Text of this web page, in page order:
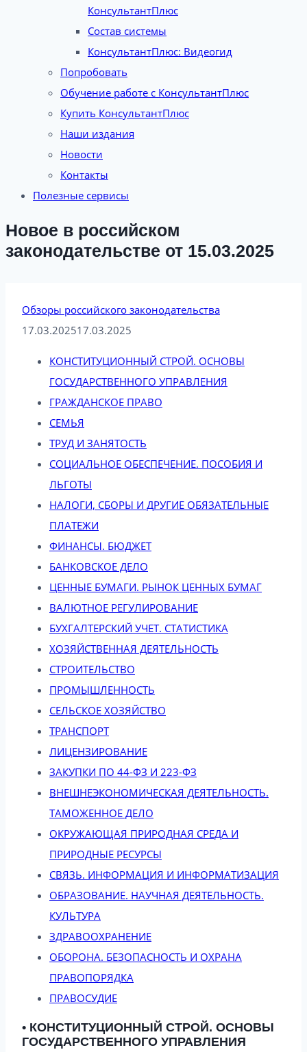
КонсультантПлюс
Состав системы
КонсультантПлюс: Видеогид
Попробовать
Обучение работе с КонсультантПлюс
Купить КонсультантПлюс
Наши издания
Новости
Контакты
Полезные сервисы
Новое в российском
законодательстве от 15.03.2025
Обзоры российского законодательства
17.03.202517.03.2025
КОНСТИТУЦИОННЫЙ СТРОЙ. ОСНОВЫ
ГОСУДАРСТВЕННОГО УПРАВЛЕНИЯ
ГРАЖДАНСКОЕ ПРАВО
СЕМЬЯ
ТРУД И ЗАНЯТОСТЬ
СОЦИАЛЬНОЕ ОБЕСПЕЧЕНИЕ. ПОСОБИЯ И
ЛЬГОТЫ
НАЛОГИ, СБОРЫ И ДРУГИЕ ОБЯЗАТЕЛЬНЫЕ
ПЛАТЕЖИ
ФИНАНСЫ. БЮДЖЕТ
БАНКОВСКОЕ ДЕЛО
ЦЕННЫЕ БУМАГИ. РЫНОК ЦЕННЫХ БУМАГ
ВАЛЮТНОЕ РЕГУЛИРОВАНИЕ
БУХГАЛТЕРСКИЙ УЧЕТ. СТАТИСТИКА
ХОЗЯЙСТВЕННАЯ ДЕЯТЕЛЬНОСТЬ
СТРОИТЕЛЬСТВО
ПРОМЫШЛЕННОСТЬ
СЕЛЬСКОЕ ХОЗЯЙСТВО
ТРАНСПОРТ
ЛИЦЕНЗИРОВАНИЕ
ЗАКУПКИ ПО 44-ФЗ И 223-ФЗ
ВНЕШНЕЭКОНОМИЧЕСКАЯ ДЕЯТЕЛЬНОСТЬ.
ТАМОЖЕННОЕ ДЕЛО
ОКРУЖАЮЩАЯ ПРИРОДНАЯ СРЕДА И
ПРИРОДНЫЕ РЕСУРСЫ
СВЯЗЬ. ИНФОРМАЦИЯ И ИНФОРМАТИЗАЦИЯ
ОБРАЗОВАНИЕ. НАУЧНАЯ ДЕЯТЕЛЬНОСТЬ.
КУЛЬТУРА
ЗДРАВООХРАНЕНИЕ
ОБОРОНА. БЕЗОПАСНОСТЬ И ОХРАНА
ПРАВОПОРЯДКА
ПРАВОСУДИЕ
• КОНСТИТУЦИОННЫЙ СТРОЙ. ОСНОВЫ
ГОСУДАРСТВЕННОГО УПРАВЛЕНИЯ